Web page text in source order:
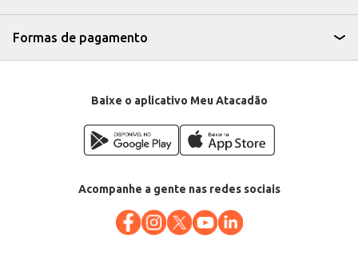
Formas de pagamento
Baixe o aplicativo Meu Atacadão
Acompanhe a gente nas redes sociais